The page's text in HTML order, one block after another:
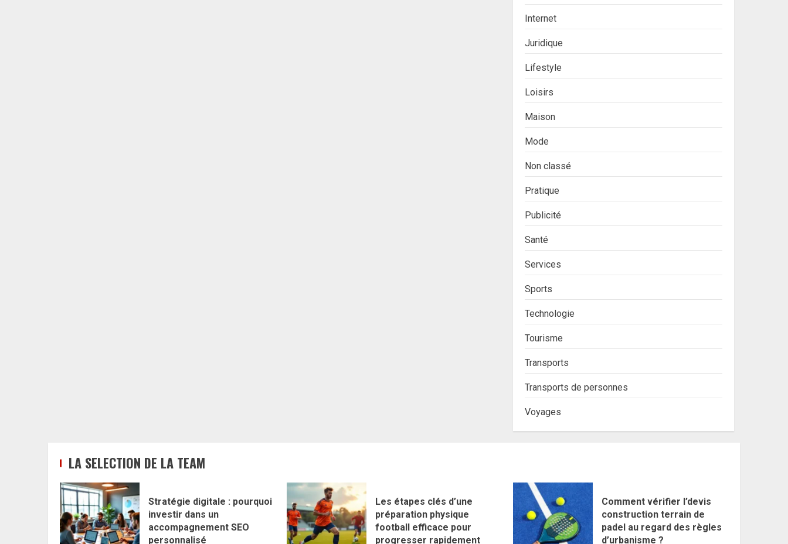
Internet
Juridique
Lifestyle
Loisirs
Maison
Mode
Non classé
Pratique
Publicité
Santé
Services
Sports
Technologie
Tourisme
Transports
Transports de personnes
Voyages
LA SELECTION DE LA TEAM
Stratégie digitale : pourquoi
investir dans un
accompagnement SEO
personnalisé
Les étapes clés d’une
préparation physique
football efficace pour
progresser rapidement
Comment vérifier l’devis
construction terrain de
padel au regard des règles
d’urbanisme ?